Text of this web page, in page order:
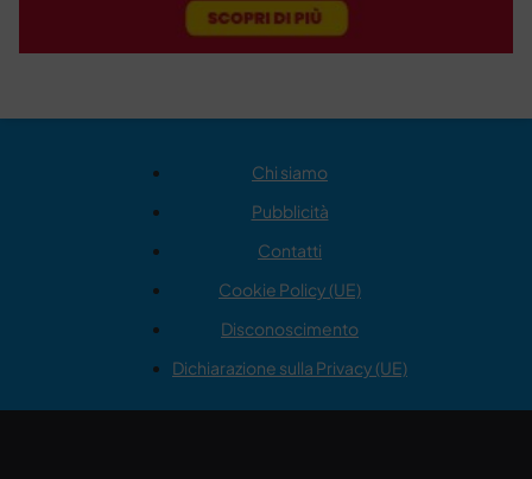
Chi siamo
Pubblicità
Contatti
Cookie Policy (UE)
Disconoscimento
Dichiarazione sulla Privacy (UE)